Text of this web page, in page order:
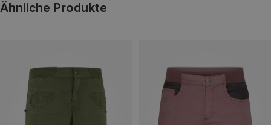
Ähnliche Produkte